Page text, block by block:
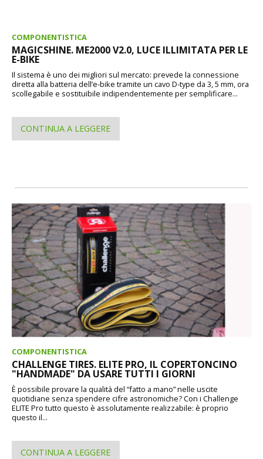
COMPONENTISTICA
MAGICSHINE. ME2000 V2.0, LUCE ILLIMITATA PER LE
E-BIKE
Il sistema è uno dei migliori sul mercato: prevede la connessione
diretta alla batteria dell’e-bike tramite un cavo D-type da 3, 5 mm, ora
scollegabile e sostituibile indipendentemente per semplificare...
CONTINUA A LEGGERE
COMPONENTISTICA
CHALLENGE TIRES. ELITE PRO, IL COPERTONCINO
"HANDMADE" DA USARE TUTTI I GIORNI
È possibile provare la qualità del “fatto a mano” nelle uscite
quotidiane senza spendere cifre astronomiche? Con i Challenge
ELITE Pro tutto questo è assolutamente realizzabile: è proprio
questo il...
CONTINUA A LEGGERE